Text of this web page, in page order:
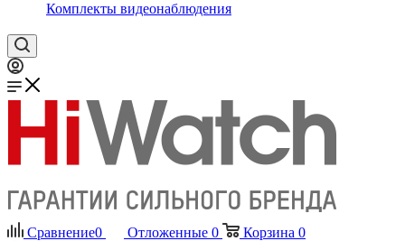
Комплекты видеонаблюдения
Сравнение0 Отложенные 0 Корзина 0